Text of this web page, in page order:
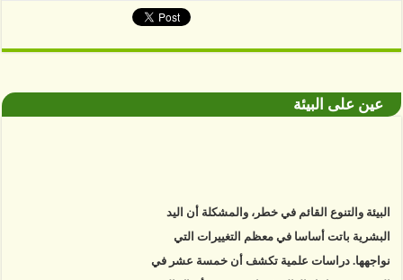
عين على البيئة
البيئة والتنوع القائم في خطر، والمشكلة أن اليد
البشرية باتت أساسا في معظم التغييرات التي
نواجهها. دراسات علمية تكشف أن خمسة عشر في